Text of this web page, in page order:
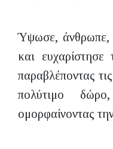
Ύψωσε, άνθρωπε,
και
παραβλέποντας
πολύτιμο
ομορφαίνοντας